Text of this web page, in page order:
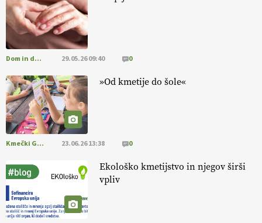
@EUAgri #IMCAP #CAP https://t.co/a1xatzEeid
Dom in družina 29.05.26 09:40 0
»Od kmetije do šole«
Kmečki Glas 23.06.26 13:38 0
Ekološko kmetijstvo in njegov širši
vpliv